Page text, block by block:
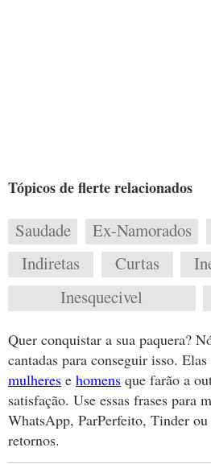
Tópicos de flerte relacionados
Saudade Ex-Namorados
Indiretas
Curtas
Inesquecivel
Quer conquistar a sua paquera?
cantadas para conseguir isso.
mulheres e homens que farão a
satisfação. Use essas frases para
WhatsApp, ParPerfeito, Tinder
retornos.